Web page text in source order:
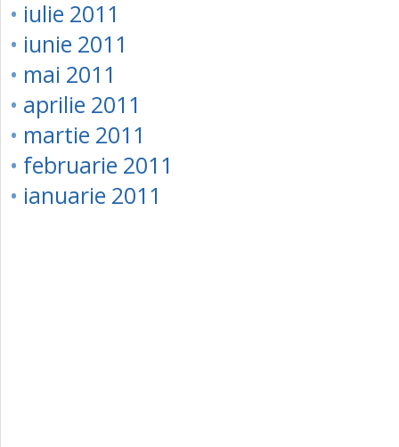
• iulie 2011
• iunie 2011
• mai 2011
• aprilie 2011
• martie 2011
• februarie 2011
• ianuarie 2011